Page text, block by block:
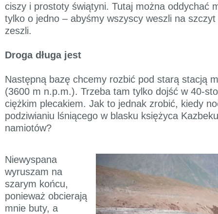
ciszy i prostoty świątyni. Tutaj można oddychać
tylko o jedno – abyśmy wszyscy weszli na
zeszli.
Droga długa jest
Następną bazę chcemy rozbić pod starą stacją
(3600 m n.p.m.). Trzeba tam tylko dojść w 40-
ciężkim plecakiem. Jak to jednak zrobić, kiedy
podziwianiu lśniącego w blasku księżyca
namiotów?
Niewyspana
wyruszam na
szarym końcu,
ponieważ obcierają
mnie buty, a